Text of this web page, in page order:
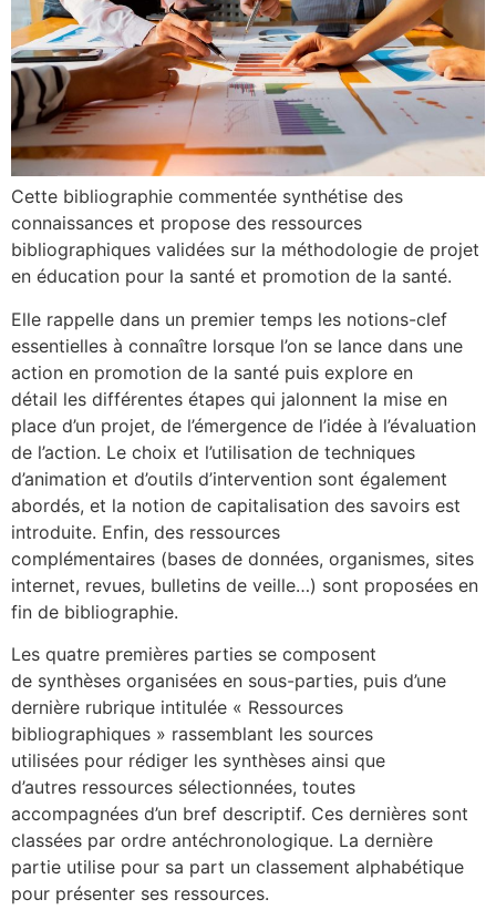
Cette bibliographie commentée synthétise des
connaissances et propose des ressources
bibliographiques validées sur la méthodologie de projet
en éducation pour la santé et promotion de la santé.
Elle rappelle dans un premier temps les notions-clef
essentielles à connaître lorsque l’on se lance dans une
action en promotion de la santé puis explore en
détail les différentes étapes qui jalonnent la mise en
place d’un projet, de l’émergence de l’idée à l’évaluation
de l’action. Le choix et l’utilisation de techniques
d’animation et d’outils d’intervention sont également
abordés, et la notion de capitalisation des savoirs est
introduite. Enfin, des ressources
complémentaires (bases de données, organismes, sites
internet, revues, bulletins de veille…) sont proposées en
fin de bibliographie.
Les quatre premières parties se composent
de synthèses organisées en sous-parties, puis d’une
dernière rubrique intitulée « Ressources
bibliographiques » rassemblant les sources
utilisées pour rédiger les synthèses ainsi que
d’autres ressources sélectionnées, toutes
accompagnées d’un bref descriptif. Ces dernières sont
classées par ordre antéchronologique. La dernière
partie utilise pour sa part un classement alphabétique
pour présenter ses ressources.